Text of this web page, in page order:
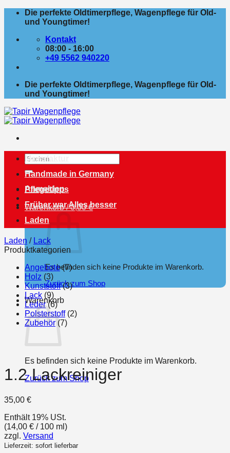
Zum
Die perfekte Oldtimerpflege, Wagenpflege für Old-
und Youngtimer!
Kontakt
08:00 - 16:00
+49 5562 940220
Die perfekte Oldtimerpflege, Wagenpflege für Old-
und Youngtimer!
Suchen
nach:
Anmelden
Warenkorb /0,00€
Es befinden sich keine Produkte im Warenkorb.
Zurück zum Shop
Warenkorb
Es befinden sich keine Produkte im Warenkorb.
Zurück zum Shop
Manufaktur
Handmade in Germany
Pflegetipps
Früher war Alles besser
Laden
Laden / Lack
Produktkategorien
Angebote (7)
Holz (3)
Kunststoff (3)
Lack (9)
Leder (6)
Polsterstoff (2)
Zubehör (7)
1.2 Lackreiniger
35,00 €
Enthält 19% USt.
(14,00 € / 100 ml)
zzgl. Versand
Lieferzeit: sofort lieferbar